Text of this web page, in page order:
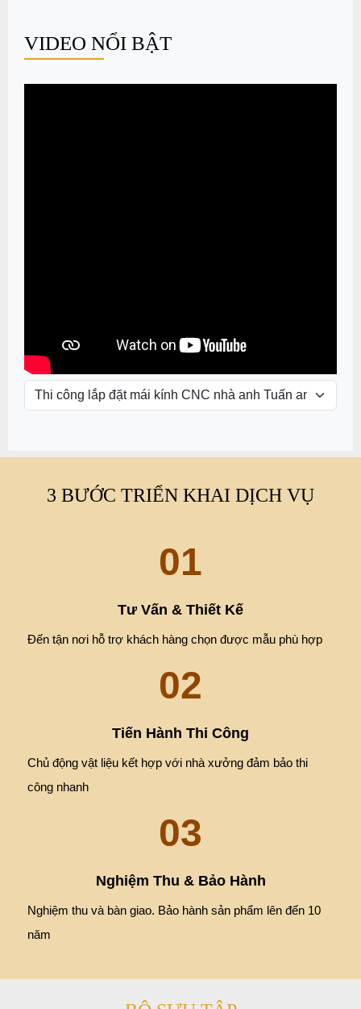
VIDEO NỔI BẬT
3 BƯỚC TRIỂN KHAI DỊCH VỤ
01
Tư Vấn & Thiết Kế
Đến tận nơi hỗ trợ khách hàng chọn được mẫu phù hợp
02
Tiến Hành Thi Công
Chủ động vật liệu kết hợp với nhà xưởng đảm bảo thi
công nhanh
03
Nghiệm Thu & Bảo Hành
Nghiệm thu và bàn giao. Bảo hành sản phẩm lên đến 10
năm